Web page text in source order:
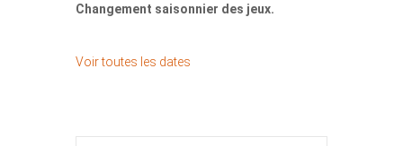
Changement saisonnier des jeux.
Voir toutes les dates